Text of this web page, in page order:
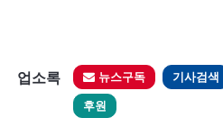
업소록 뉴스구독 기사검색
후원